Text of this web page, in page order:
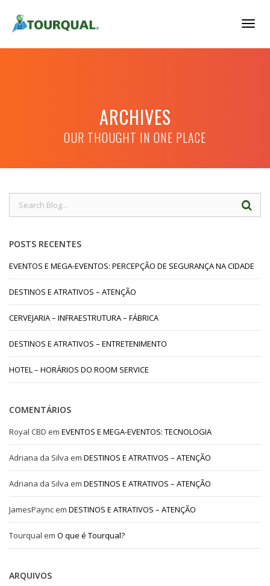
ARCHIVES
OUR THOUGHT IN ONE PLACE
POSTS RECENTES
EVENTOS E MEGA-EVENTOS: PERCEPÇÃO DE SEGURANÇA NA CIDADE
DESTINOS E ATRATIVOS – ATENÇÃO
CERVEJARIA – INFRAESTRUTURA – FÁBRICA
DESTINOS E ATRATIVOS – ENTRETENIMENTO
HOTEL – HORÁRIOS DO ROOM SERVICE
COMENTÁRIOS
Royal CBD em EVENTOS E MEGA-EVENTOS: TECNOLOGIA
Adriana da Silva em DESTINOS E ATRATIVOS – ATENÇÃO
Adriana da Silva em DESTINOS E ATRATIVOS – ATENÇÃO
JamesPaync em DESTINOS E ATRATIVOS – ATENÇÃO
Tourqual em O que é Tourqual?
ARQUIVOS